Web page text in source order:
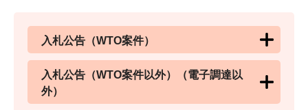
入札公告（WTO案件）
入札公告（WTO案件以外）（電子調達以
外）